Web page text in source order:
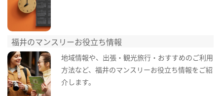
福井のマンスリーお役立ち情報
地域情報や、出張・観光旅行・おすすめのご利用
方法など、福井のマンスリーお役立ち情報をご紹
介します。